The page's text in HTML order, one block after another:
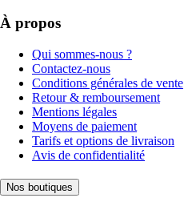
À propos
Qui sommes-nous ?
Contactez-nous
Conditions générales de vente
Retour & remboursement
Mentions légales
Moyens de paiement
Tarifs et options de livraison
Avis de confidentialité
Nos boutiques